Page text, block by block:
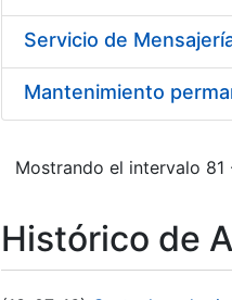
Servicio de
Mantenimiento
Mostrando el intervalo
Histórico de